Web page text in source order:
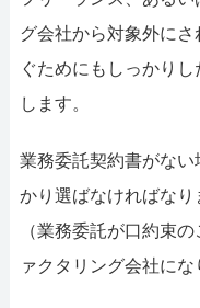
グ会社から対象外に
ぐためにもしっかり
します。
業務委託契約書がな
かり選ばなければな
（業務委託が口約束
ァクタリング会社にな